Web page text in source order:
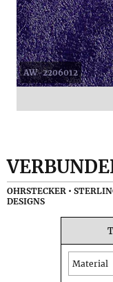
AW-2206012
OHRSTECKER •
DESIGNS
Material